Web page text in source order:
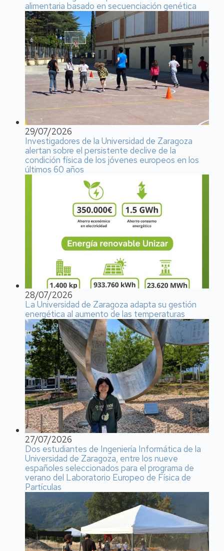
alimentaria basado en secuenciación genética
29/07/2026
Investigadores de la Universidad de Zaragoza
alertan sobre el persistente declive de la
condición física de los jóvenes europeos en los
últimos 60 años
28/07/2026
La Universidad de Zaragoza adapta su gestión
energética al aumento de las temperaturas
27/07/2026
Dos estudiantes de Ingeniería Informática de la
Universidad de Zaragoza, entre los nueve
españoles seleccionados para el programa de
verano del Laboratorio Europeo de Física de
Partículas